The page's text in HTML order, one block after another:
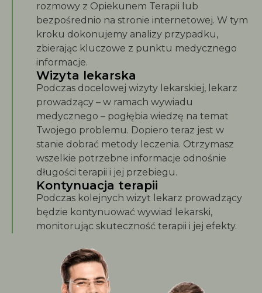
rozmowy z Opiekunem Terapii lub
bezpośrednio na stronie internetowej. W tym
kroku dokonujemy analizy przypadku,
zbierając kluczowe z punktu medycznego
informacje.
Wizyta lekarska
Podczas docelowej wizyty lekarskiej, lekarz
prowadzący – w ramach wywiadu
medycznego – pogłębia wiedzę na temat
Twojego problemu. Dopiero teraz jest w
stanie dobrać metody leczenia. Otrzymasz
wszelkie potrzebne informacje odnośnie
długości terapii i jej przebiegu.
Kontynuacja terapii
Podczas kolejnych wizyt lekarz prowadzący
będzie kontynuować wywiad lekarski,
monitorując skuteczność terapii i jej efekty.